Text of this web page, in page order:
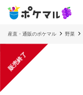
産直・通販のポケマル 野菜
販売終了